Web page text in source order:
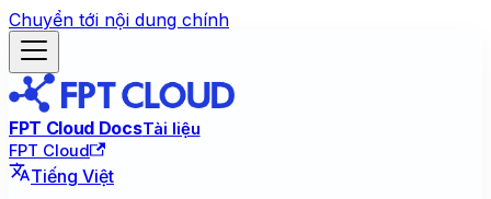
Chuyển tới nội dung chính
FPT Cloud DocsTài liệu
FPT Cloud
Tiếng Việt